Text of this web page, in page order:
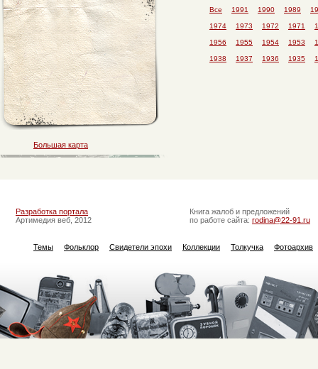
Все 1991 1990 1989
1974 1973 1972 1971
1956 1955 1954 1953
1938 1937 1936 1935
Большая карта
Разработка портала
Артимедия веб, 2012
Книга жалоб и предложений
по работе сайта: rodina@22-91.ru
Темы Фольклор Свидетели эпохи Коллекции Толкучка Фотоархив